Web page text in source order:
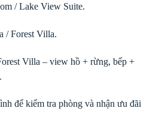
/ Lake View Suite.
/ Forest Villa.
Villa – view hồ + rừng, bếp +
để kiểm tra phòng và nhận ưu đãi